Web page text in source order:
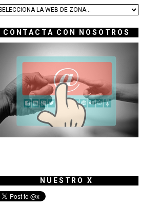
CONTACTA CON NOSOTROS
NUESTRO X